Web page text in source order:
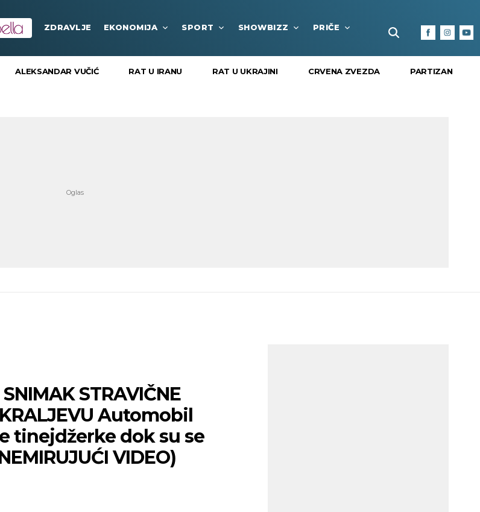
ZDRAVLJE EKONOMIJA SPORT SHOWBIZZ PRIČE FUN BOX KULTURA I
ALEKSANDAR VUČIĆ RAT U IRANU RAT U UKRAJINI CRVENA ZVEZDA PARTIZAN
STRAVIČNE
KRALJEVU Automobil
tinejdžerke dok su se
VIDEO)